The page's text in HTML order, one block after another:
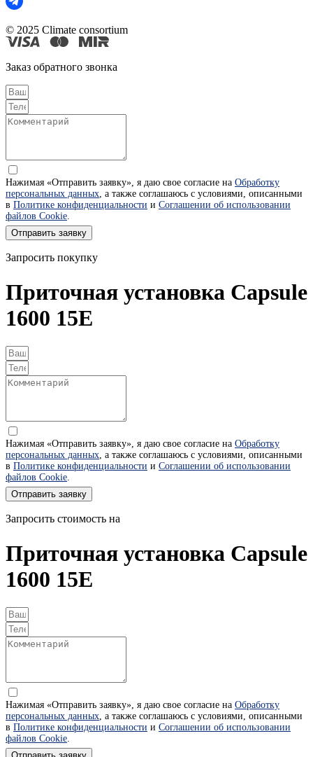
© 2025 Climate consortium
Заказ обратного звонка
Нажимая «Отправить заявку», я даю свое согласие на Обработку
персональных данных, а также соглашаюсь с условиями, описанными
в Политике конфиденциальности и Соглашении об использовании
файлов Cookie.
Отправить заявку
Запросить покупку
Приточная установка Capsule
1600 15E
Нажимая «Отправить заявку», я даю свое согласие на Обработку
персональных данных, а также соглашаюсь с условиями, описанными
в Политике конфиденциальности и Соглашении об использовании
файлов Cookie.
Отправить заявку
Запросить стоимость на
Приточная установка Capsule
1600 15E
Нажимая «Отправить заявку», я даю свое согласие на Обработку
персональных данных , а также соглашаюсь с условиями, описанными
в Политике конфиденциальности и Соглашении об использовании
файлов Cookie